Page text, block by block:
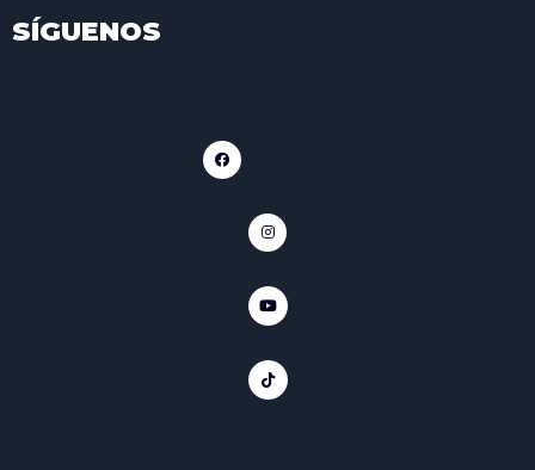
SÍGUENOS